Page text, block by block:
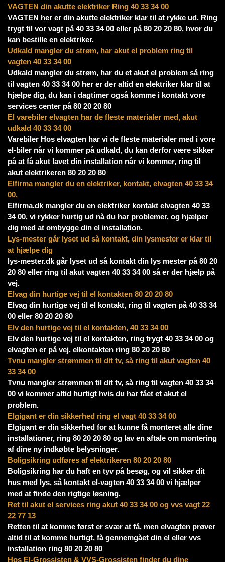
VAGTEN din akutte elektriker Ring 40 33 34 00
VAGTEN her er din akutte elektriker klar til at rykke ud. Ring
trygt til vor vagt på 40 33 34 00 eller på 80 20 20 80, hvor du
kan bestille en elektriker.
Udkald mangler du strøm, har akut el problem ring til
vagten 40 33 34 00
Udkald mangler du strøm, har du et akut el problem så ring
til vagten 40 33 34 00 her er der altid en elektriker klar til at
hjælpe dig, du kan i dagtimer også komme i kontakt vore
services center på 80 20 20 80
El varebiler elvagten har de fleste materialer med, akut
udkald 40 33 34 00
Varebiler Hos elvagten har vi de fleste materialer med i vore
el-biler når vi kommer på udkald, du kan derfor være sikker
på at få akut lavet din installation når vi kommer, ring til
akut elektrikeren 80 20 20 80
Elfirma mangler du en elektriker, kontakt, elvagten 40 33 34
00,
Elfirma.dk mangler du en elektriker kontakt elvagten 40 33
34 00, vi rykker hurtig ud nå du har problemer, og hjælper
dig med at ombygge din el installation.
Lys-mester går lyset ud så kontakt, din lysmester er klar til
at hjælpe dig
lys-mester.dk går lyset ud så kontakt din lys mester på 80 20
20 80 eller ring til akut vagten 40 33 34 00 så er der hjælp på
vej.
Elvag din hurtige vej til el kontakten 80 20 20 80
Elvag din hurtige vej til el kontakt, ring til vagten på 40 33 34
00 eller 80 20 20 80
Elv den hurtige vej til el kontakten, 40 33 34 00
Elv den hurtige vej til el kontakten, ring trygt 40 33 34 00 og
elvagten er på vej. elkontakten ring 80 20 20 80
Tvnu mangler strømmen til dit tv, så ring til akut vagten 40
33 34 00
Tvnu mangler strømmen til dit tv, så ring til vagten 40 33 34
00 vi kommer altid hurtigt hvis du har fået et akut el
problem.
Elgigant er din sikkerhed ring el vagt 40 33 34 00
Elgigant er din sikkerhed for at kunne få monteret alle dine
installationer, ring 80 20 20 80 og lav en aftale om montering
af dine ny indkøbte belysninger.
Boligsikring udføres af elektrikeren 80 20 20 80
Boligsikring har du haft en tyv på besøg, og vil sikker dit
hus med lys, så kontakt el-vagten 40 33 34 00 vi hjælper
med at finde den rigtige løsning.
Ret til akut el services ring akut 40 33 34 00 og vvs vagt 22
22 77 13
Retten til at komme først er svær at få, men elvagten prøver
altid til at komme hurtigt, få gennemgået din el eller vvs
installation ring 80 20 20 80
Hos El-Grossisten & VVS-Grossisten finder du dine